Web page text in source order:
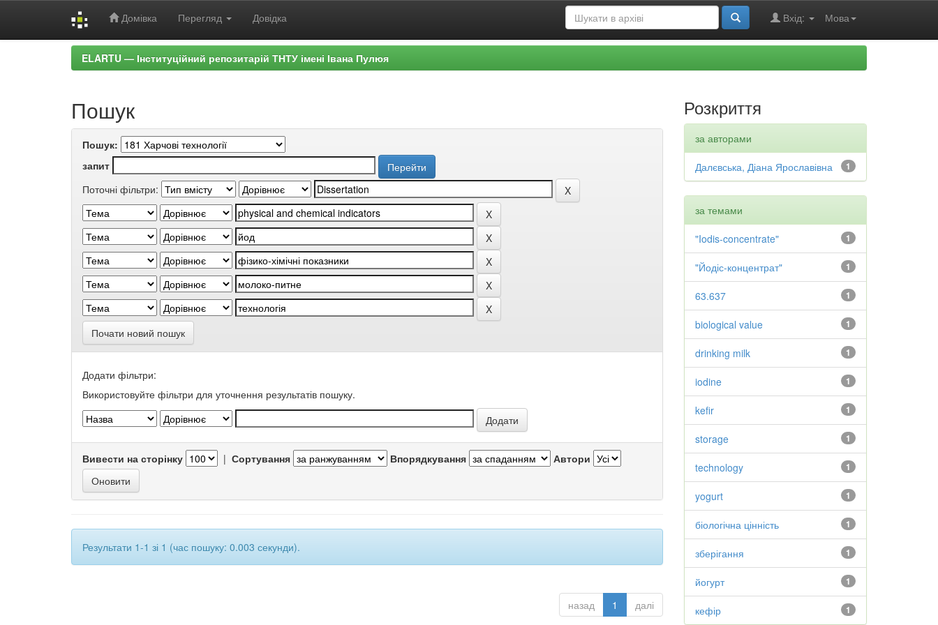
Домівка Перегляд Довідка Мова
Вхід:
ELARTU — Інституційний репозитарій ТНТУ імені Івана Пулюя
Пошук
Пошук:
запит
Поточні фільтри:
Почати новий пошук
Додати фільтри:
Використовуйте фільтри для уточнення результатів пошуку.
Вивести на сторінку | Сортування Впорядкування Автори
Результати 1-1 зі 1 (час пошуку: 0.003 секунди).
назад 1 далі
Розкриття
за авторами
1
Далєвська, Діана Ярославівна
за темами
1
"Iodis-concentrate"
1
"Йодіс-концентрат"
1
63.637
1
biological value
1
drinking milk
1
iodine
1
kefir
1
storage
1
technology
1
yogurt
1
біологічна цінність
1
зберігання
1
йогурт
1
кефір